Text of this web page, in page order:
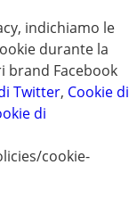
indichiamo le
durante la
brand Facebook
Twitter, Cookie di
di
cookie-